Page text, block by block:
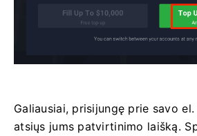
Galiausiai, prisijungę prie savo el.
atsiųs jums patvirtinimo laišką.